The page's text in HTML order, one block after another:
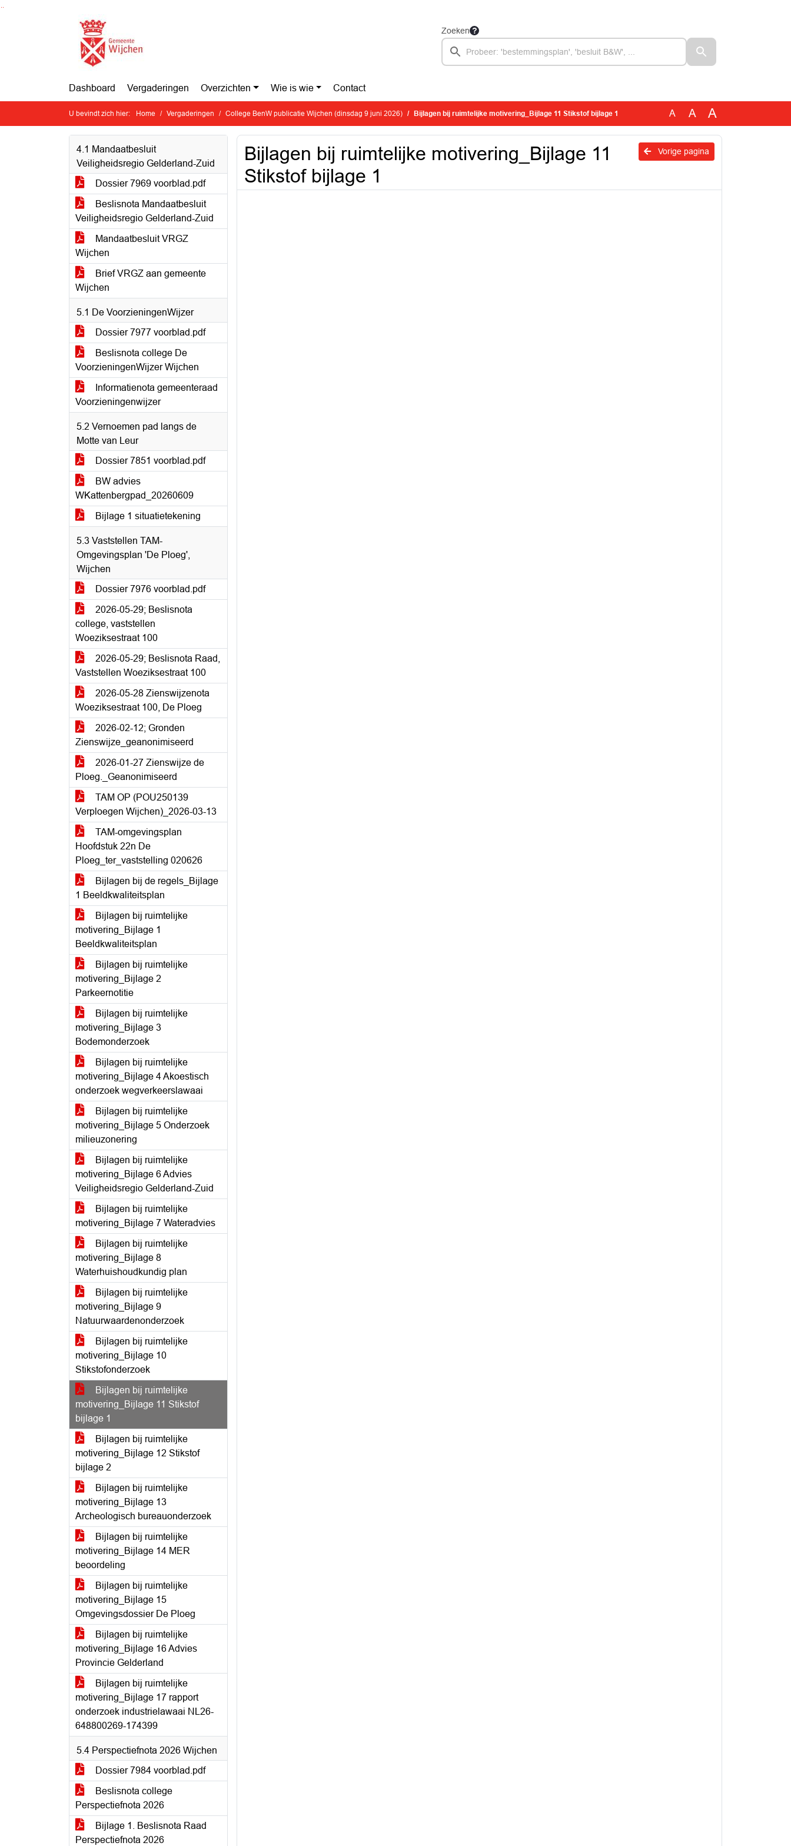
Ga naar de inhoud van deze pagina
Zoeken
Dashboard Vergaderingen Overzichten Wie is wie Contact
U bevindt zich hier: Home Vergaderingen College BenW publicatie Wijchen (dinsdag 9 juni 2026) Bijlagen bij ruimtelijke motivering_Bijlage 11 Stikstof bijlage 1 A A A
4.1 Mandaatbesluit
Veiligheidsregio Gelderland-Zuid
Dossier 7969 voorblad.pdf
Beslisnota Mandaatbesluit
Veiligheidsregio Gelderland-Zuid
Mandaatbesluit VRGZ
Wijchen
Brief VRGZ aan gemeente
Wijchen
5.1 De VoorzieningenWijzer
Dossier 7977 voorblad.pdf
Beslisnota college De
VoorzieningenWijzer Wijchen
Informatienota gemeenteraad
Voorzieningenwijzer
5.2 Vernoemen pad langs de
Motte van Leur
Dossier 7851 voorblad.pdf
BW advies
WKattenbergpad_20260609
Bijlage 1 situatietekening
5.3 Vaststellen TAM-
Omgevingsplan 'De Ploeg',
Wijchen
Dossier 7976 voorblad.pdf
2026-05-29; Beslisnota
college, vaststellen
Woeziksestraat 100
2026-05-29; Beslisnota Raad,
Vaststellen Woeziksestraat 100
2026-05-28 Zienswijzenota
Woeziksestraat 100, De Ploeg
2026-02-12; Gronden
Zienswijze_geanonimiseerd
2026-01-27 Zienswijze de
Ploeg._Geanonimiseerd
TAM OP (POU250139
Verploegen Wijchen)_2026-03-13
TAM-omgevingsplan
Hoofdstuk 22n De
Ploeg_ter_vaststelling 020626
Bijlagen bij de regels_Bijlage
1 Beeldkwaliteitsplan
Bijlagen bij ruimtelijke
motivering_Bijlage 1
Beeldkwaliteitsplan
Bijlagen bij ruimtelijke
motivering_Bijlage 2
Parkeernotitie
Bijlagen bij ruimtelijke
motivering_Bijlage 3
Bodemonderzoek
Bijlagen bij ruimtelijke
motivering_Bijlage 4 Akoestisch
onderzoek wegverkeerslawaai
Bijlagen bij ruimtelijke
motivering_Bijlage 5 Onderzoek
milieuzonering
Bijlagen bij ruimtelijke
motivering_Bijlage 6 Advies
Veiligheidsregio Gelderland-Zuid
Bijlagen bij ruimtelijke
motivering_Bijlage 7 Wateradvies
Bijlagen bij ruimtelijke
motivering_Bijlage 8
Waterhuishoudkundig plan
Bijlagen bij ruimtelijke
motivering_Bijlage 9
Natuurwaardenonderzoek
Bijlagen bij ruimtelijke
motivering_Bijlage 10
Stikstofonderzoek
Bijlagen bij ruimtelijke
motivering_Bijlage 11 Stikstof
bijlage 1
Bijlagen bij ruimtelijke
motivering_Bijlage 12 Stikstof
bijlage 2
Bijlagen bij ruimtelijke
motivering_Bijlage 13
Archeologisch bureauonderzoek
Bijlagen bij ruimtelijke
motivering_Bijlage 14 MER
beoordeling
Bijlagen bij ruimtelijke
motivering_Bijlage 15
Omgevingsdossier De Ploeg
Bijlagen bij ruimtelijke
motivering_Bijlage 16 Advies
Provincie Gelderland
Bijlagen bij ruimtelijke
motivering_Bijlage 17 rapport
onderzoek industrielawaai NL26-
648800269-174399
5.4 Perspectiefnota 2026 Wijchen
Dossier 7984 voorblad.pdf
Beslisnota college
Perspectiefnota 2026
Bijlage 1. Beslisnota Raad
Perspectiefnota 2026
Vorige pagina
Bijlagen bij ruimtelijke motivering_Bijlage 11
Stikstof bijlage 1